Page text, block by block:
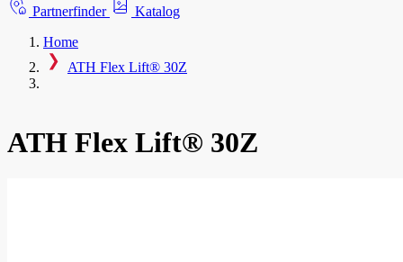
Partnerfinder
Katalog
Home
ATH Flex Lift® 30Z
ATH Flex Lift® 30Z